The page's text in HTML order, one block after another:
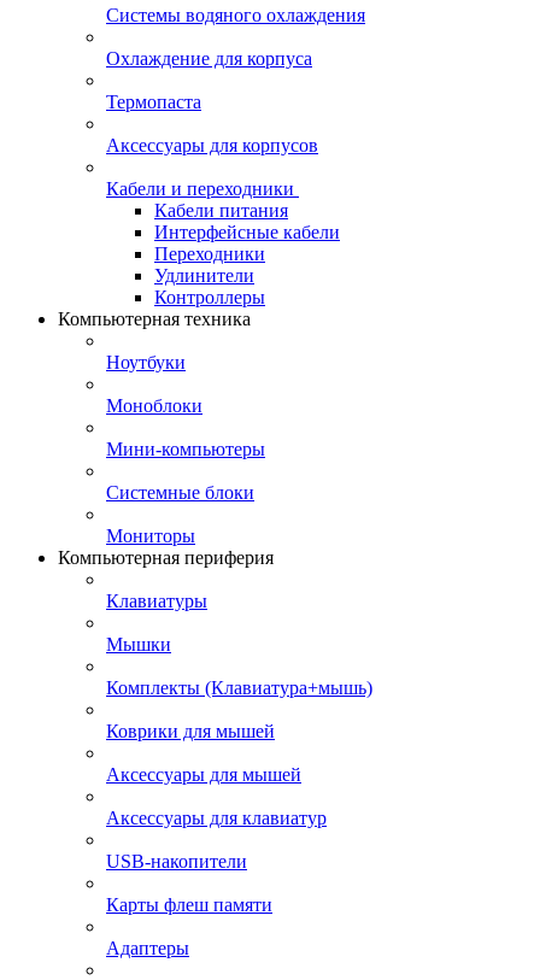
Системы водяного охлаждения
Охлаждение для корпуса
Термопаста
Аксессуары для корпусов
Кабели и переходники
Кабели питания
Интерфейсные кабели
Переходники
Удлинители
Контроллеры
Компьютерная техника
Ноутбуки
Моноблоки
Мини-компьютеры
Системные блоки
Мониторы
Компьютерная периферия
Клавиатуры
Мышки
Комплекты (Клавиатура+мышь)
Коврики для мышей
Аксессуары для мышей
Аксессуары для клавиатур
USB-накопители
Карты флеш памяти
Адаптеры